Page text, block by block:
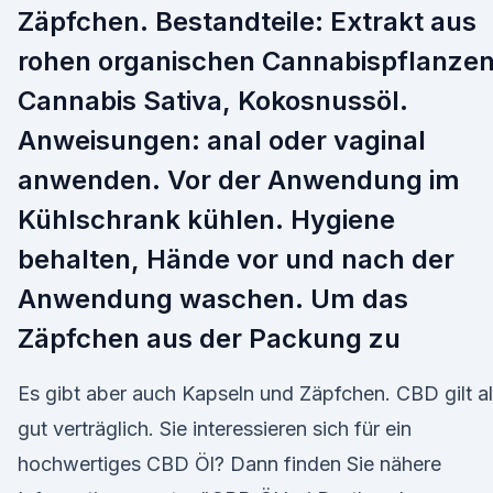
Zäpfchen. Bestandteile: Extrakt aus
rohen organischen
Cannabis Sativa, Kokosnussöl.
Anweisungen: anal oder vaginal
anwenden. Vor der Anwendung im
Kühlschrank kühlen. Hygiene
behalten, Hände vor und nach der
Anwendung waschen. Um das
Zäpfchen aus der Packung zu
Es gibt aber auch Kapseln und Zäpfchen. CBD gilt
gut verträglich. Sie interessieren sich für ein
hochwertiges CBD Öl? Dann finden Sie nähere